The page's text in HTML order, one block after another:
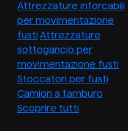
Attrezzature inforcabili
per movimentazione
fustiAttrezzature
sottogancio per
movimentazione fusti
Stoccatori per fusti
Camion a tamburo
Scoprire tutti